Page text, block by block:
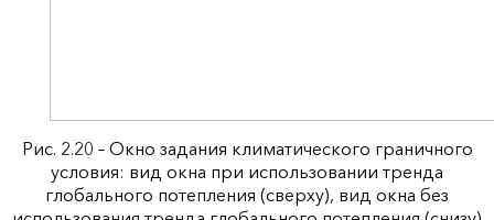
Рис. 2.20 – Окно задания климатического граничного
условия: вид окна при использовании тренда
глобального потепления (сверху), вид окна без